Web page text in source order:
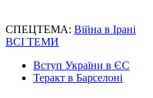
СПЕЦТЕМА: Війна в Ірані
ВСІ ТЕМИ
Вступ України в ЄС
Теракт в Барселоні